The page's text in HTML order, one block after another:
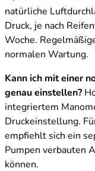
natürliche
Druck, je nach
Woche.
normalen Wartung.
Kann ich mit einer
genau einstellen?
integriertem
Druckeinstellung.
empfiehlt sich ein
Pumpen verbauten
können.